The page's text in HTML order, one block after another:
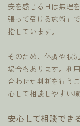
安を感じる日は無理
張って受ける施術」
指しています。
そのため、体調や状
場合もあります。利
合わせた判断を行う
心して相談しやすい
安心して相談でき